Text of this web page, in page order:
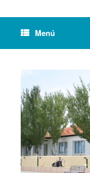
Menú